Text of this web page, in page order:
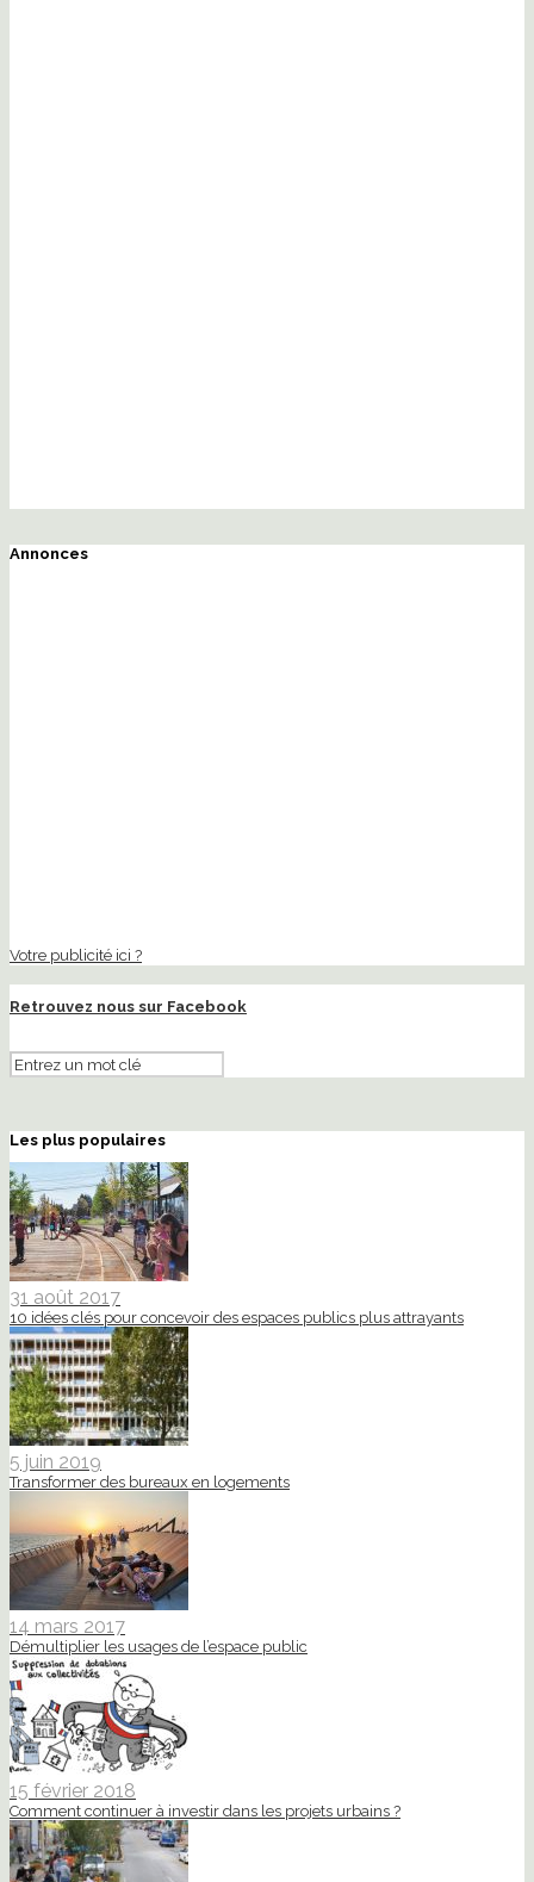
Annonces
Votre publicité ici ?
Retrouvez nous sur Facebook
Les plus populaires
31 août 2017
10 idées clés pour concevoir des espaces publics plus attrayants
5 juin 2019
Transformer des bureaux en logements
14 mars 2017
Démultiplier les usages de l’espace public
15 février 2018
Comment continuer à investir dans les projets urbains ?